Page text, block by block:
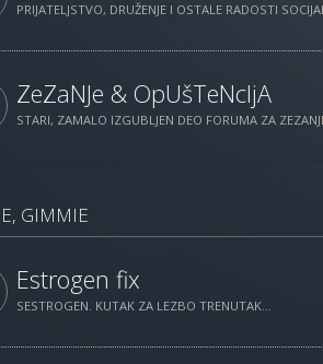
PRIJATELJSTVO, DRUŽENJE I OSTALE RADOSTI
ZeZaNJe & OpUšTeNcIjA
STARI, ZAMALO IZGUBLJEN DEO FORUMA ZA
GIMMIE
Estrogen fix
SESTROGEN. KUTAK ZA LEZBO TRENUTAK...